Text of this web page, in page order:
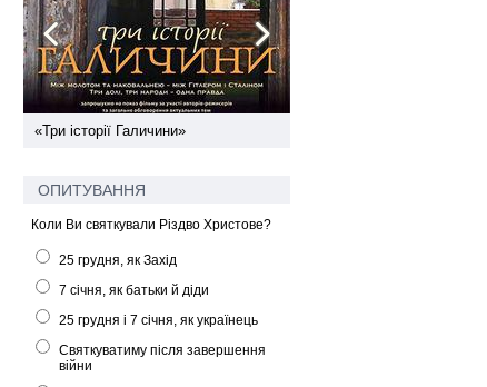
«Три історії Галичини»
ОПИТУВАННЯ
Коли Ви святкували Різдво Христове?
25 грудня, як Захід
7 січня, як батьки й діди
25 грудня і 7 січня, як українець
Святкуватиму після завершення
війни